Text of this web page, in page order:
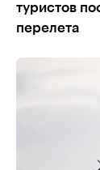
туристов
перелета